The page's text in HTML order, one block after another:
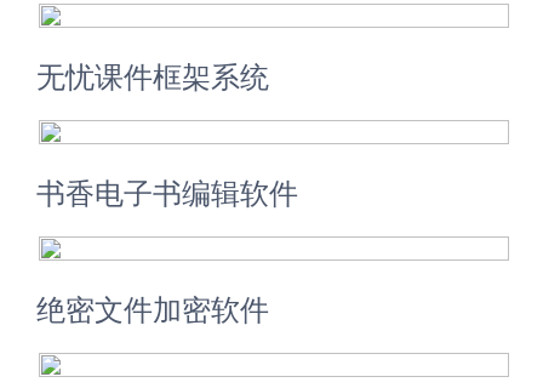
无忧课件框架系统
书香电子书编辑软件
绝密文件加密软件